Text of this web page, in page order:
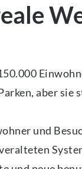
aber
und